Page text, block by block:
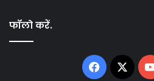
फॉलो करें.
Facebook
X